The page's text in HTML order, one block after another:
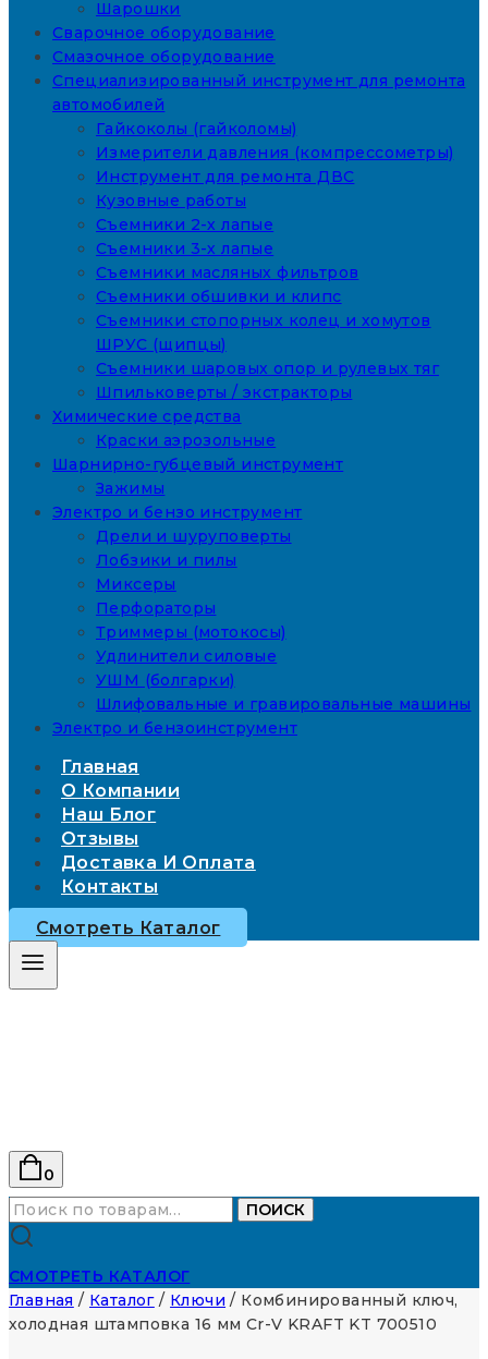
Шарошки
Сварочное оборудование
Смазочное оборудование
Специализированный инструмент для ремонта
автомобилей
Гайкоколы (гайколомы)
Измерители давления (компрессометры)
Инструмент для ремонта ДВС
Кузовные работы
Съемники 2-х лапые
Съемники 3-х лапые
Съемники масляных фильтров
Съемники обшивки и клипс
Съемники стопорных колец и хомутов
ШРУС (щипцы)
Съемники шаровых опор и рулевых тяг
Шпильковерты / экстракторы
Химические средства
Краски аэрозольные
Шарнирно-губцевый инструмент
Зажимы
Электро и бензо инструмент
Дрели и шуруповерты
Лобзики и пилы
Миксеры
Перфораторы
Триммеры (мотокосы)
Удлинители силовые
УШМ (болгарки)
Шлифовальные и гравировальные машины
Электро и бензоинструмент
Главная
О Компании
Наш Блог
Отзывы
Доставка И Оплата
Контакты
Смотреть Каталог
0
Искать:
ПОИСК
СМОТРЕТЬ КАТАЛОГ
Главная / Каталог / Ключи / Комбинированный ключ,
холодная штамповка 16 мм Cr-V KRAFT KT 700510